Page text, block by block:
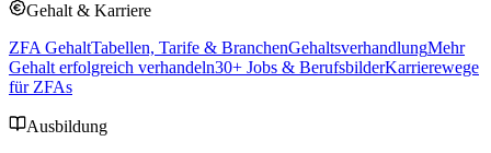
Gehalt & Karriere
ZFA GehaltTabellen, Tarife & BranchenGehaltsverhandlungMehr
Gehalt erfolgreich verhandeln30+ Jobs & BerufsbilderKarrierewege
für ZFAs
Ausbildung